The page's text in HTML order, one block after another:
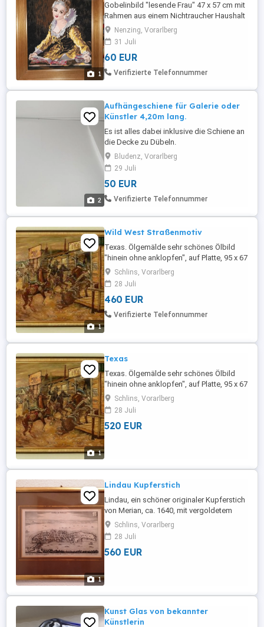
1
Gobelinbild "lesende Frau" 47 x 57 cm mit
Rahmen aus einem Nichtraucher Haushalt
Nenzing, Vorarlberg
31 Juli
60 EUR
Verifizierte Telefonnummer
2
Aufhängeschiene für Galerie oder
Künstler 4,20m lang.
Es ist alles dabei inklusive die Schiene an
die Decke zu Dübeln.
Bludenz, Vorarlberg
29 Juli
50 EUR
Verifizierte Telefonnummer
1
Wild West Straßenmotiv
Texas. Ölgemälde sehr schönes Ölbild
"hinein ohne anklopfen", auf Platte, 95 x 67
cm, inkl. Rahmen, ca. 1978. 460,00
Festpreis.
Schlins, Vorarlberg
28 Juli
460 EUR
Verifizierte Telefonnummer
1
Texas
Texas. Ölgemälde sehr schönes Ölbild
"hinein ohne anklopfen", auf Platte, 95 x 67
cm, inkl. Rahmen, ca. 1978. EUR 520,00
Festpreis. Zustellung möglich abhängig
vom Lieferort
Schlins, Vorarlberg
28 Juli
520 EUR
1
Lindau Kupferstich
Lindau, ein schöner originaler Kupferstich
von Merian, ca. 1640, mit vergoldetem
Rahmen, 51 x 38,5 cm, Festpreis. EUR
560,00 Abholung oder + Versandkosten
Schlins, Vorarlberg
28 Juli
560 EUR
Kunst Glas von bekannter
Künstlerin